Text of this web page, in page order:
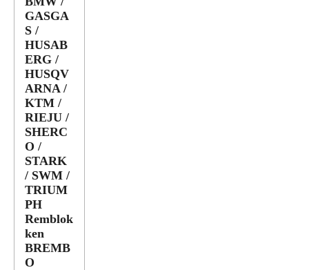
GASGA
S /
HUSAB
ERG /
HUSQV
ARNA /
KTM /
RIEJU /
SHERC
O /
STARK
/ SWM /
TRIUM
PH
Remblok
ken
BREMB
O